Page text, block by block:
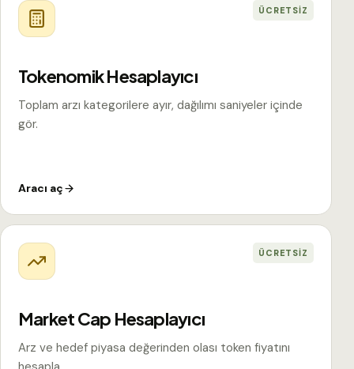
ÜCRETSIZ
Tokenomik Hesaplayıcı
Toplam arzı kategorilere ayır, dağılımı saniyeler içinde
gör.
Aracı aç
ÜCRETSIZ
Market Cap Hesaplayıcı
Arz ve hedef piyasa değerinden olası token fiyatını